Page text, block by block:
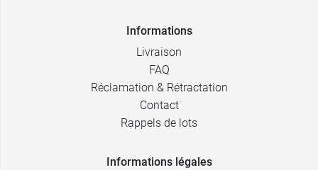
Informations
Livraison
FAQ
Réclamation & Rétractation
Contact
Rappels de lots
Informations légales